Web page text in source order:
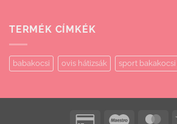
TERMÉK CÍMKÉK
babakocsi ovis hátizsák sport bakakocsi
Credit Maestro